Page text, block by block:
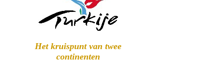
Het kruispunt van twee
continenten